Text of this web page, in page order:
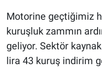
Motorine geçtiğimiz
kuruşluk zammın
geliyor. Sektör
lira 43 kuruş indirim
Gün Bitiyor